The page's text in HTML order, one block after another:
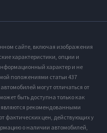
сайте, включая изображения
характеристики, опции и
характер и не
положениями статьи 437
могут отличаться от
быть доступна только как
рекомендованными
фактических цен, действующих у
о наличии автомобилей,